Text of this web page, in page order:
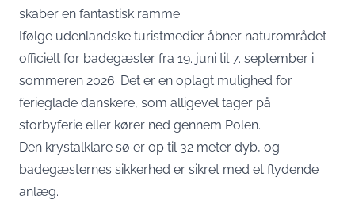
skaber en fantastisk ramme.
Ifølge udenlandske turistmedier åbner naturområdet
officielt for badegæster fra 19. juni til 7. september i
sommeren 2026. Det er en oplagt mulighed for
ferieglade danskere, som alligevel tager på
storbyferie eller kører ned gennem Polen.
Den krystalklare sø er op til 32 meter dyb, og
badegæsternes sikkerhed er sikret med et flydende
anlæg.